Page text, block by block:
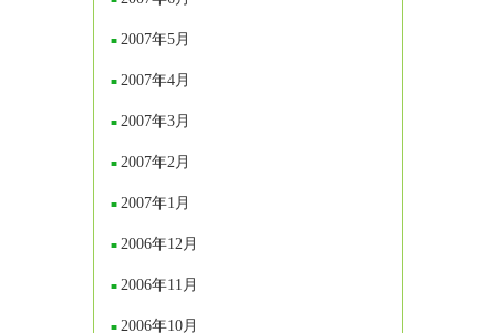
2007年5月
2007年4月
2007年3月
2007年2月
2007年1月
2006年12月
2006年11月
2006年10月